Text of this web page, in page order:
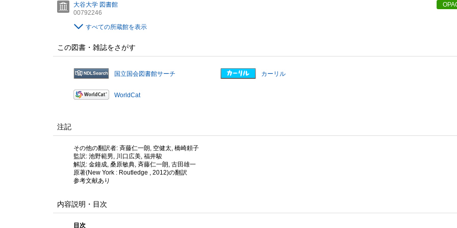
大谷大学 図書館
00792246
すべての所蔵館を表示
この図書・雑誌をさがす
国立国会図書館サーチ カーリル
WorldCat
注記
その他の翻訳者: 斉藤仁一朗, 空健太, 橋崎頼子
監訳: 池野範男, 川口広美, 福井駿
解説: 金鐘成, 桑原敏典, 斉藤仁一朗, 古田雄一
原著(New York : Routledge , 2012)の翻訳
参考文献あり
内容説明・目次
目次